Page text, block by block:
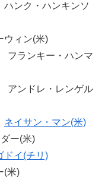
ンク・ハンキンソ
ィン(米)
ランキー・ハンマ
ンドレ・レンゲル
ネイサン・マン(米)
ー(米)
ドイ(チリ)
(米)